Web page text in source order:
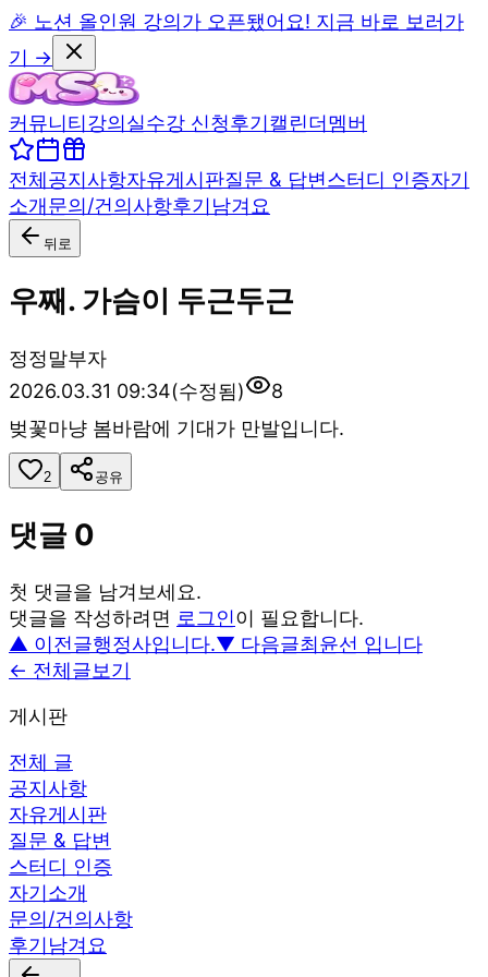
🎉 노션 올인원 강의가 오픈됐어요! 지금 바로 보러가
기 →
커뮤니티강의실수강 신청후기캘린더멤버
전체공지사항자유게시판질문 & 답변스터디 인증자기
소개문의/건의사항후기남겨요
뒤로
우째. 가슴이 두근두근
정정말부자
2026.03.31 09:34(수정됨)
8
벚꽃마냥 봄바람에 기대가 만발입니다.
2 공유
댓글 0
첫 댓글을 남겨보세요.
댓글을 작성하려면 로그인이 필요합니다.
▲ 이전글행정사입니다.▼ 다음글최윤선 입니다
← 전체글보기
게시판
전체 글
공지사항
자유게시판
질문 & 답변
스터디 인증
자기소개
문의/건의사항
후기남겨요